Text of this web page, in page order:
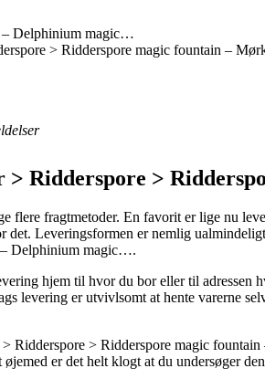
– Delphinium magic…
> Ridderspore magic fountain –
> Ridderspore >
flere fragtmetoder. En favorit er lige nu
det. Leveringsformen er nemlig
Delphinium magic….
hjem til hvor du bor eller til adressen
levering er utvivlsomt at hente varerne
Ridderspore > Ridderspore magic
er det helt klogt at du undersøger